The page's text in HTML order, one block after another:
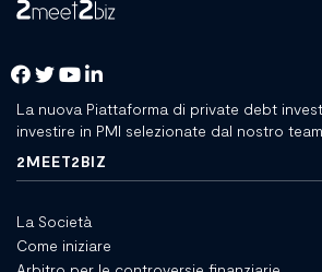
La nuova Piattaforma di private debt
investire in PMI selezionate dal nostro
2MEET2BIZ
La Società
Come iniziare